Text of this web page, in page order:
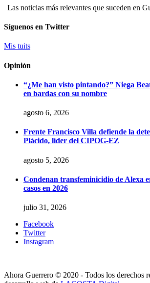
Las noticias más relevantes que suceden en
Síguenos en Twitter
Mis tuits
Opinión
“¿Me han visto pintando?” Niega
en bardas con su nombre
agosto 6, 2026
Frente Francisco Villa defiende la
Plácido, líder del CIPOG-EZ
agosto 5, 2026
Condenan transfeminicidio de Alexa
casos en 2026
julio 31, 2026
Facebook
Twitter
Instagram
Ahora Guerrero © 2020 - Todos los derechos